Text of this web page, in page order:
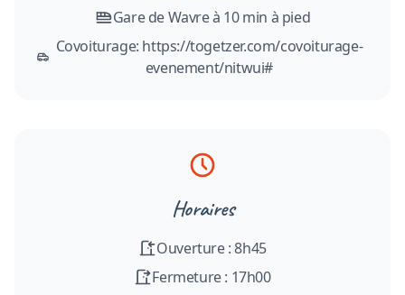
Gare de Wavre à 10 min à pied
Covoiturage: https://togetzer.com/covoiturage-
evenement/nitwui#
Horaires
Ouverture : 8h45
Fermeture : 17h00